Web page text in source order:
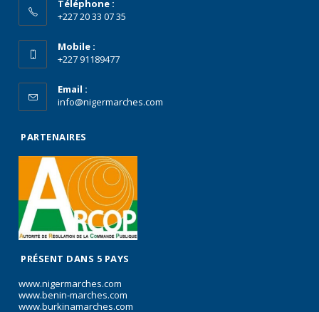
Téléphone :
+227 20 33 07 35
Mobile :
+227 91189477
Email :
info@nigermarches.com
PARTENAIRES
PRÉSENT DANS 5 PAYS
www.nigermarches.com
www.benin-marches.com
www.burkinamarches.com